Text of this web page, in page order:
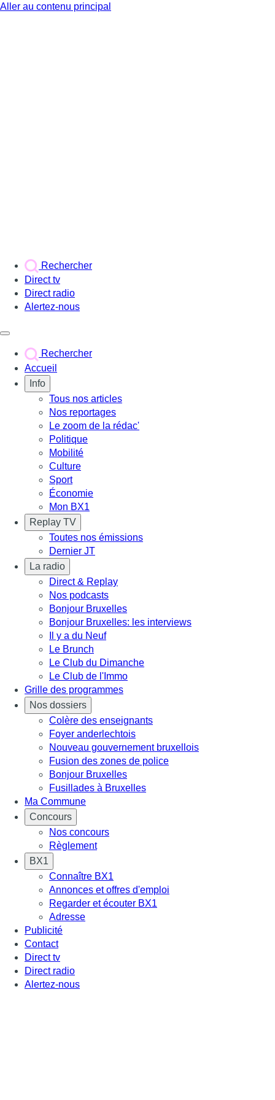
Aller au contenu principal
Rechercher
Direct tv
Direct radio
Alertez-nous
Rechercher
Accueil
Info
Tous nos articles
Nos reportages
Le zoom de la rédac'
Politique
Mobilité
Culture
Sport
Économie
Mon BX1
Replay TV
Toutes nos émissions
Dernier JT
La radio
Direct & Replay
Nos podcasts
Bonjour Bruxelles
Bonjour Bruxelles: les interviews
Il y a du Neuf
Le Brunch
Le Club du Dimanche
Le Club de l'Immo
Grille des programmes
Nos dossiers
Colère des enseignants
Foyer anderlechtois
Nouveau gouvernement bruxellois
Fusion des zones de police
Bonjour Bruxelles
Fusillades à Bruxelles
Ma Commune
Concours
Nos concours
Règlement
BX1
Connaître BX1
Annonces et offres d'emploi
Regarder et écouter BX1
Adresse
Publicité
Contact
Direct tv
Direct radio
Alertez-nous